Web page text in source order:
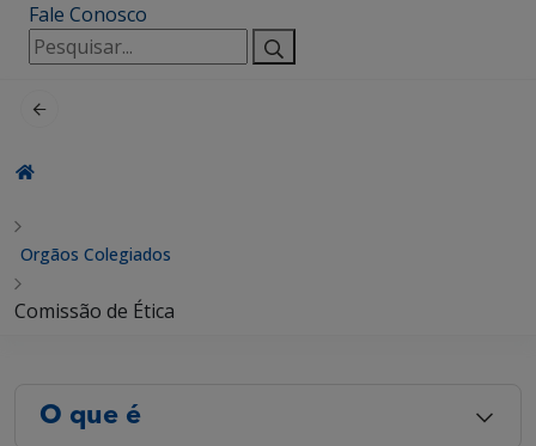
Fale Conosco
Pesquisar
por:
Orgãos Colegiados
Comissão de Ética
O que é